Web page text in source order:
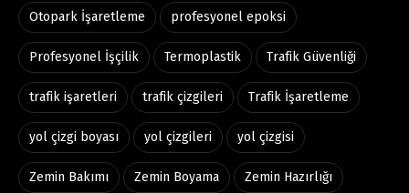
Otopark İşaretleme profesyonel epoksi
Profesyonel İşçilik Termoplastik Trafik Güvenliği
trafik işaretleri trafik çizgileri Trafik İşaretleme
yol çizgi boyası yol çizgileri yol çizgisi
Zemin Bakımı Zemin Boyama Zemin Hazırlığı